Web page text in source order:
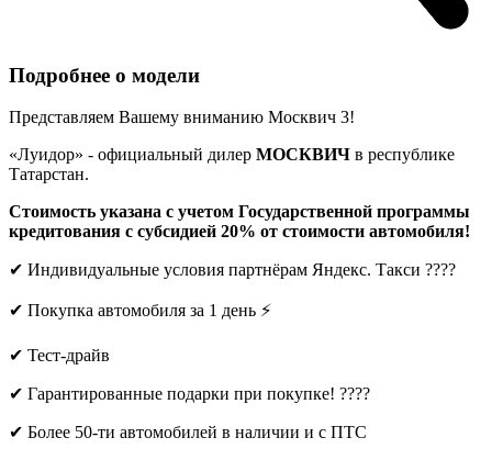
Подробнее о модели
Представляем Вашему вниманию Москвич 3!
«Луидор» - официальный дилер МОСКВИЧ в республике
Татарстан.
Стоимость указана с учетом Государственной программы
кредитования с субсидией 20% от стоимости автомобиля!
✔ Индивидуальные условия партнёрам Яндекс. Такси ????
✔ Покупка автомобиля за 1 день ⚡
✔ Тест-драйв
✔ Гарантированные подарки при покупке! ????
✔ Более 50-ти автомобилей в наличии и с ПТС